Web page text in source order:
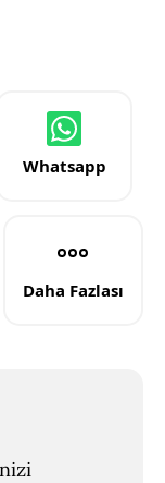
Whatsapp
Daha Fazlası